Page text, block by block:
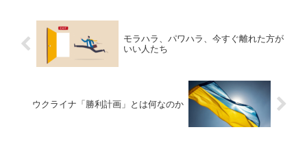
モラハラ、パワハラ、今すぐ離れた方が
いい人たち
ウクライナ「勝利計画」とは何なのか